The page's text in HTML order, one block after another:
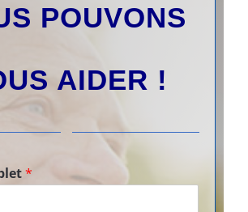
POUVONS
AIDER !
*